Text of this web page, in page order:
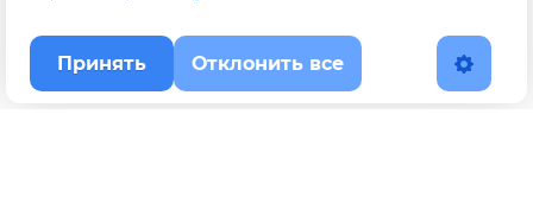
Принять Отклонить все